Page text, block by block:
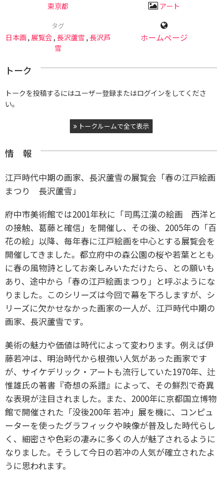
東京都 アート
タグ
日本画,展覧会,長沢蘆雪 ,長沢芦
雪
ホームページ
トーク
トークを投稿するにはユーザー登録またはログインをしてくださ
い。
トークルームで全て表示
情 報
江戸時代中期の画家、長沢蘆雪の展覧会「春の江戸絵画
まつり 長沢蘆雪」
府中市美術館では2001年秋に「司馬江漢の絵画 西洋と
の接触、葛藤と確信」を開催し、その後、2005年の「百
花の絵」以降、毎年春に江戸絵画を中心とする展覧会を
開催してきました。都立府中の森公園の桜や若葉ととも
に春の風物詩としてお楽しみいただけたら、との願いも
あり、途中から「春の江戸絵画まつり」と呼ぶようにな
りました。このシリーズは今回で幕を下ろしますが、シ
リーズに欠かせなかった画家の一人が、江戸時代中期の
画家、長沢蘆雪です。
美術の魅力や価値は時代によって変わります。例えば伊
藤若冲は、明治時代から根強い人気があった画家です
が、サイケデリック・アートも流行していた1970年、辻
惟雄氏の著書『奇想の系譜』によって、その鮮烈で奇異
な表現が注目されました。また、2000年に京都国立博物
館で開催された「没後200年 若冲」展を機に、コンピュ
ーターを使ったグラフィックや映像が普及した時代らし
く、細密さや色彩の凄みに多くの人が魅了されるように
なりました。そうして今日の若冲の人気が確立されたよ
うに思われます。